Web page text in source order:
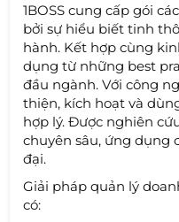
1BOSS cung cấp gói
bởi sự hiểu biết tinh
hành. Kết hợp cùng
dụng từ những best
đầu ngành. Với công
thiện, kích hoạt và
hợp lý. Được nghiên
chuyên sâu, ứng dụng
đại.
Giải pháp quản lý
có: